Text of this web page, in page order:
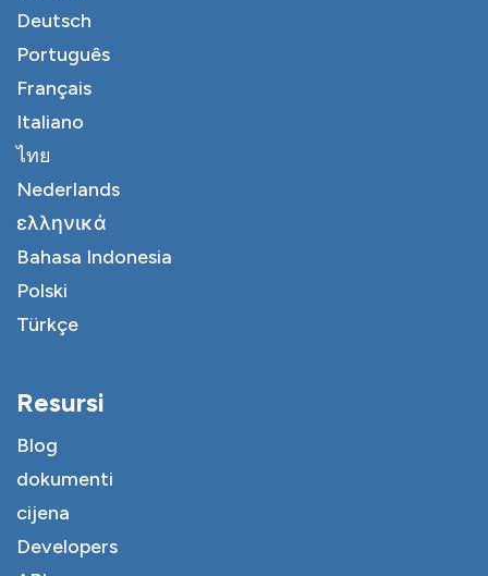
Deutsch
Português
Français
Italiano
ไทย
Nederlands
ελληνικά
Bahasa Indonesia
Polski
Türkçe
Resursi
Blog
dokumenti
cijena
Developers